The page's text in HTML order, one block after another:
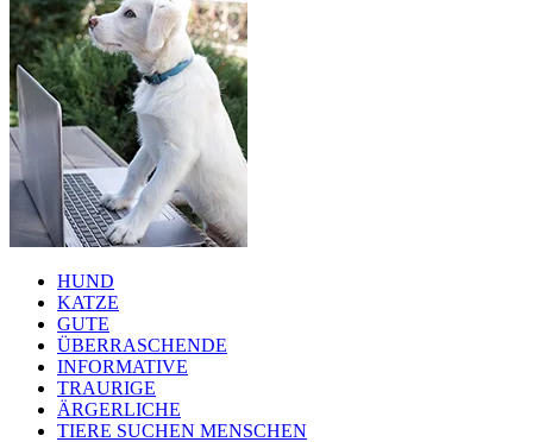
HUND
KATZE
GUTE
ÜBERRASCHENDE
INFORMATIVE
TRAURIGE
ÄRGERLICHE
TIERE SUCHEN MENSCHEN